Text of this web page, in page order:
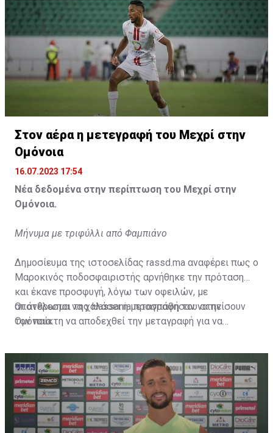
Στον αέρα η μετεγραφή του Μεχρί στην
Ομόνοια
16.07.2023 17:54
Νέα δεδομένα στην περίπτωση του Μεχρί στην
Ομόνοια.
Μήνυμα με τριφύλλι από Φαμπιάνο
Δημοσίευμα της ιστοσελίδας rassd.ma αναφέρει πως ο
Μαροκινός ποδοσφαιριστής αρνήθηκε την πρόταση
και έκανε προσφυγή, λόγω των οφειλών, με
αποτέλεσμα να χαλάσει η μεταγραφή του στην
Ομόνοια.
Οι άνθρωποι της Hassania προσπάθησαν να πείσουν
τον παίκτη να αποδεχθεί την μεταγραφή για να
να λύσει το συμβόλαιό του, ώστε να μετακομίσει
ελεύθερα σε οποιαδήποτε νέα ομάδα το τρέχον
καλοκαίρι.